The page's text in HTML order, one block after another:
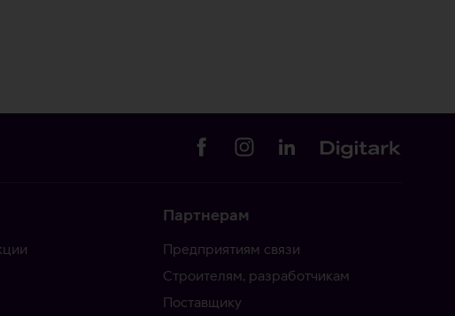
Партнерам
Предприятиям связи
Строителям, разработчикам
Поставщику